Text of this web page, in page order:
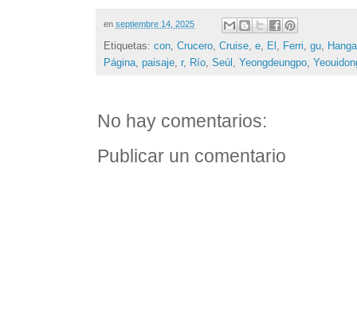
en septiembre 14, 2025
Etiquetas: con Crucero Cruise e El Ferri gu
Página paisaje r, Río Seúl Yeongdeungpo
No hay comentarios:
Publicar un comentario